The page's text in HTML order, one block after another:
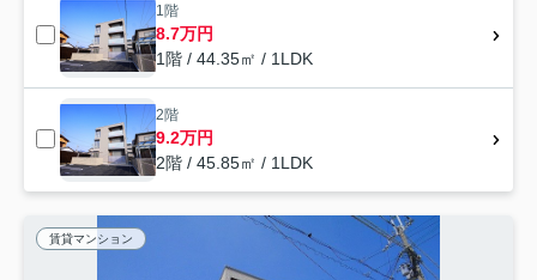
1階
8.7万円
1階 / 44.35㎡ / 1LDK
2階
9.2万円
2階 / 45.85㎡ / 1LDK
賃貸マンション